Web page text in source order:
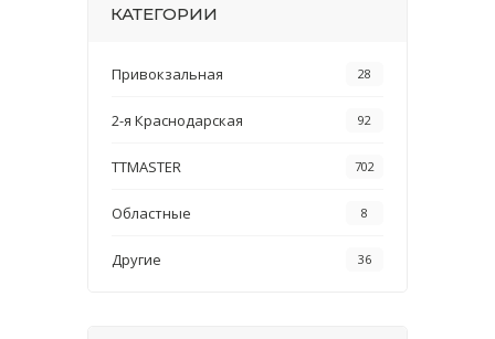
КАТЕГОРИИ
Привокзальная 28
2-я Краснодарская 92
TTMASTER 702
Областные 8
Другие 36